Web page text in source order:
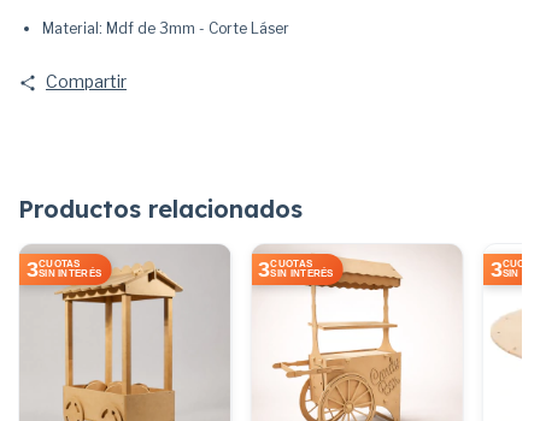
Material: Mdf de 3mm - Corte Láser
Compartir
Productos relacionados
3CUOTAS
SIN INTERÉS
3CUOTAS
SIN INTERÉS
3SIN